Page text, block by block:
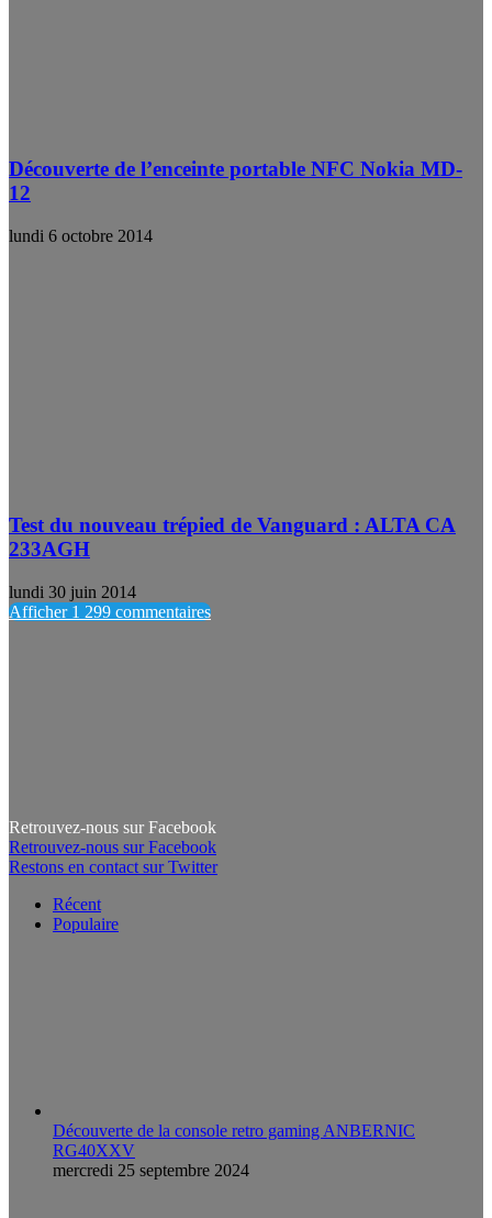
Découverte de l’enceinte portable NFC Nokia MD-
12
lundi 6 octobre 2014
Test du nouveau trépied de Vanguard : ALTA CA
233AGH
lundi 30 juin 2014
Afficher 1 299 commentaires
Retrouvez-nous sur Facebook
Retrouvez-nous sur Facebook
Restons en contact sur Twitter
Récent
Populaire
Découverte de la console retro gaming ANBERNIC
RG40XXV
mercredi 25 septembre 2024